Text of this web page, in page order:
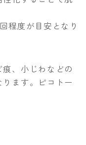
程度が目安となり
、小じわなどの
ます。ピコトー